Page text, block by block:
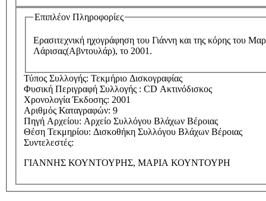
Επιπλέον Πληροφορίες
Ερασιτεχνική ηχογράφηση του Γιάννη και της κόρης του
Λάρισας(Αβντουλάρ), το 2001.
Τύπος Συλλογής: Τεκμήριο Δισκογραφίας
Φυσική Περιγραφή Συλλογής : CD Ακτινόδισκος
Χρονολογία Έκδοσης: 2001
Αριθμός Καταγραφών: 9
Πηγή Αρχείου: Αρχείο Συλλόγου Βλάχων Βέροιας
Θέση Τεκμηρίου: Δισκοθήκη Συλλόγου Βλάχων Βέροιας
Συντελεστές:
ΓΙΑΝΝΗΣ ΚΟΥΝΤΟΥΡΗΣ, ΜΑΡΙΑ ΚΟΥΝΤΟΥΡΗ